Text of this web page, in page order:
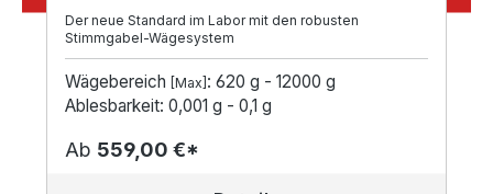
Der neue Standard im Labor mit den robusten
Stimmgabel-Wägesystem
Wägebereich [Max] : 620 g - 12000 g
Ablesbarkeit: 0,001 g - 0,1 g
Ab 559,00 €*